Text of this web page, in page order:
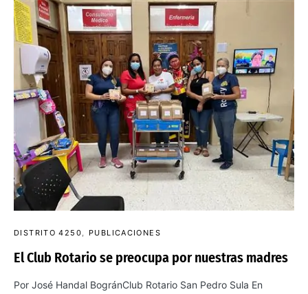
DISTRITO 4250 PUBLICACIONES
El Club Rotario se preocupa por nuestras madres
Por José Handal BogránClub Rotario San Pedro Sula En